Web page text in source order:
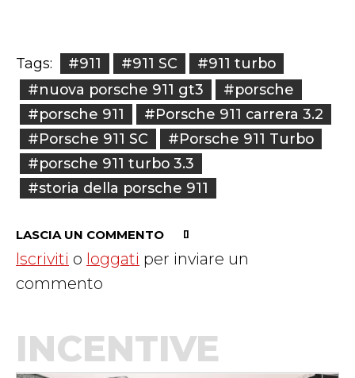
Tags: #911 #911 SC
#911 turbo
#nuova porsche 911 gt3
#porsche
#porsche 911
#Porsche 911 carrera 3.2
#Porsche 911 SC
#Porsche 911 Turbo
#porsche 911 turbo 3.3
#storia della porsche 911
LASCIA UN COMMENTO
Iscriviti o loggati per inviare un
commento
INCENTIVE